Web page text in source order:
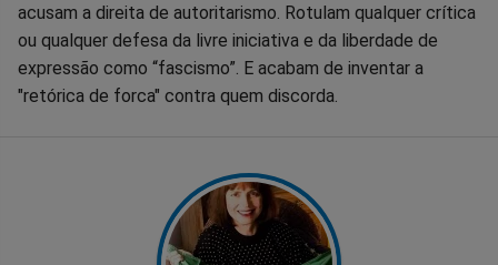
acusam a direita de autoritarismo. Rotulam qualquer crítica
ou qualquer defesa da livre iniciativa e da liberdade de
expressão como “fascismo”. E acabam de inventar a
"retórica de forca" contra quem discorda.